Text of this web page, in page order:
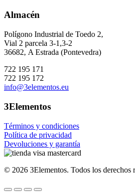
Almacén
Polígono Industrial de Toedo 2,
Vial 2 parcela 3-1,3-2
36682, A Estrada (Pontevedra)
722 195 171
722 195 172
info@3elementos.eu
3Elementos
Términos y condiciones
Política de privacidad
Devoluciones y garantía
© 2026 3Elementos. Todos los derechos